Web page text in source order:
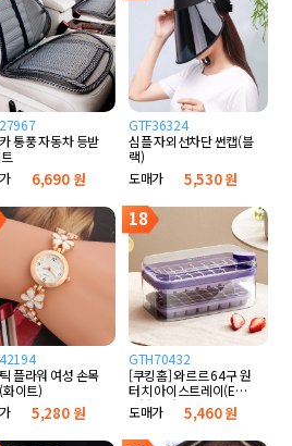
통풍 자동차 등받
6,690 원
GTF36324
심플 자외선차단 썬캡(블
랙)
도매가
5,530 원
플라워 여성 손목
이트)
5,280 원
18
GTH70432
[쿠킹홈] 와르르 64구 원
터치 아이스트레이(E타
입) (퍼플)
도매가 5,460 원